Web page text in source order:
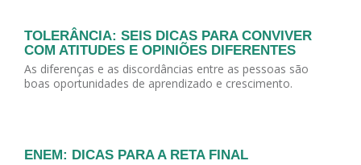
TOLERÂNCIA: SEIS DICAS PARA CONVIVER
COM ATITUDES E OPINIÕES DIFERENTES
As diferenças e as discordâncias entre as pessoas são
boas oportunidades de aprendizado e crescimento.
ENEM: DICAS PARA A RETA FINAL